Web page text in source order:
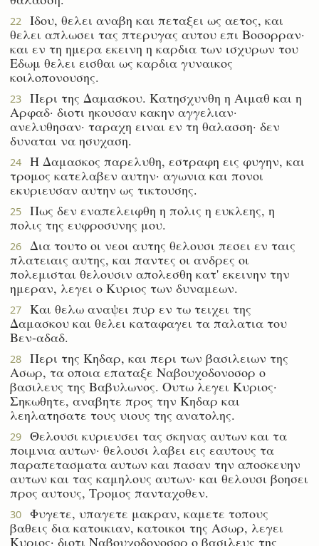
22
Ιδου, θελει αναβη και πεταξει ως αετος, και
θελει απλωσει τας πτερυγας αυτου επι Βοσορραν·
και εν τη ημερα εκεινη η καρδια των ισχυρων του
Εδωμ θελει εισθαι ως καρδια γυναικος
κοιλοπονουσης.
23
Περι της Δαμασκου. Κατησχυνθη η Αιμαθ και η
Αρφαδ· διοτι ηκουσαν κακην αγγελιαν·
ανελυθησαν· ταραχη ειναι εν τη θαλασση· δεν
δυναται να ησυχαση.
24
Η Δαμασκος παρελυθη, εστραφη εις φυγην, και
τρομος κατελαβεν αυτην· αγωνια και πονοι
εκυριευσαν αυτην ως τικτουσης.
25
Πως δεν εναπελειφθη η πολις η ευκλεης, η
πολις της ευφροσυνης μου.
26
Δια τουτο οι νεοι αυτης θελουσι πεσει εν ταις
πλατειαις αυτης, και παντες οι ανδρες οι
πολεμισται θελουσιν απολεσθη κατ' εκεινην την
ημεραν, λεγει ο Κυριος των δυναμεων.
27
Και θελω αναψει πυρ εν τω τειχει της
Δαμασκου και θελει καταφαγει τα παλατια του
Βεν-αδαδ.
28
Περι της Κηδαρ, και περι των βασιλειων της
Ασωρ, τα οποια επαταξε Ναβουχοδονοσορ ο
βασιλευς της Βαβυλωνος. Ουτω λεγει Κυριος·
Σηκωθητε, αναβητε προς την Κηδαρ και
λεηλατησατε τους υιους της ανατολης.
29
Θελουσι κυριευσει τας σκηνας αυτων και τα
ποιμνια αυτων· θελουσι λαβει εις εαυτους τα
παραπετασματα αυτων και πασαν την αποσκευην
αυτων και τας καμηλους αυτων· και θελουσι βοησει
προς αυτους, Τρομος πανταχοθεν.
30
Φυγετε, υπαγετε μακραν, καμετε τοπους
βαθεις δια κατοικιαν, κατοικοι της Ασωρ, λεγει
Κυριος· διοτι Ναβουχοδονοσορ ο βασιλευς της